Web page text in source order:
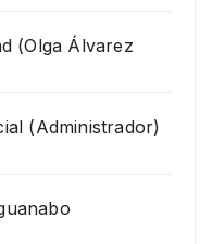
(Olga Álvarez
(Administrador)